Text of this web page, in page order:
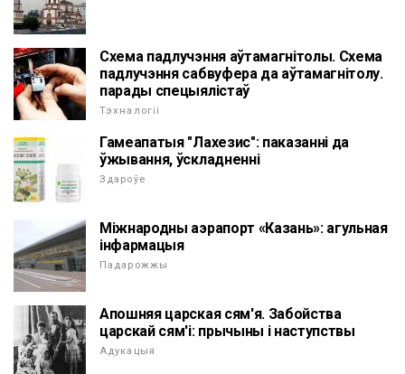
Схема падлучэння аўтамагнітолы. Схема
падлучэння сабвуфера да аўтамагнітолу.
парады спецыялістаў
Тэхналогіі
Гамеапатыя "Лахезис": паказанні да
ўжывання, ўскладненні
Здароўе
Міжнародны аэрапорт «Казань»: агульная
інфармацыя
Падарожжы
Апошняя царская сям'я. Забойства
царскай сям'і: прычыны і наступствы
Адукацыя